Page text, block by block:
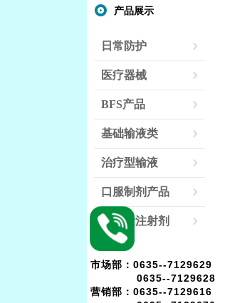
产品展示
日常防护
医疗器械
BFS产品
基础输液类
治疗型输液
口服制剂产品
小容量注射剂
联系我们
市场部： 0635--7129629
0635--7129628
营销部：0635--7129616